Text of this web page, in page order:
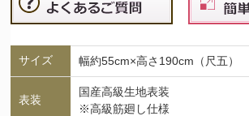
サイズ 幅約55cm×高さ190cm（尺五）
表装
国産高級生地表装
※高級筋廻し仕様